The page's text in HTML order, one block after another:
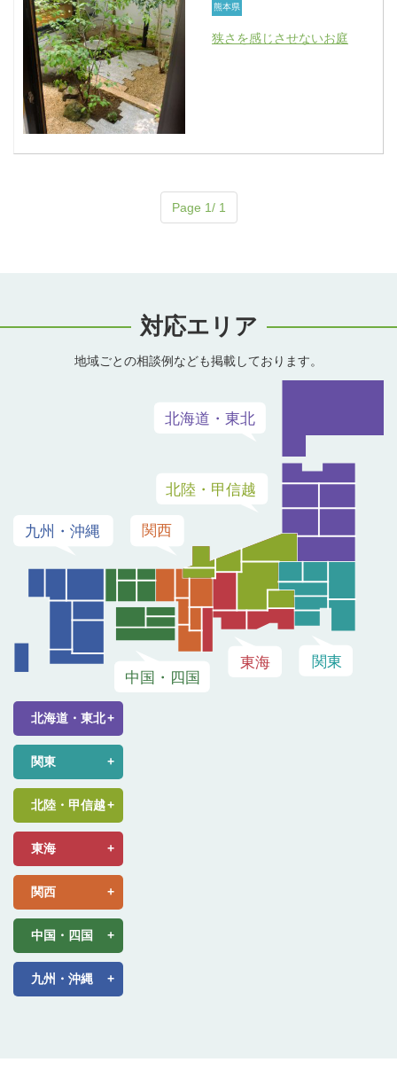
熊本県
狭さを感じさせないお庭
Page 1/ 1
対応エリア
地域ごとの相談例なども掲載しております。
北海道・東北
関東
北陸・甲信越
東海
関西
中国・四国
九州・沖縄